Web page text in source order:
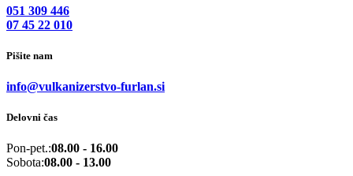
051 309 446
07 45 22 010
Pišite nam
info@vulkanizerstvo-furlan.si
Delovni čas
Pon-pet.:08.00 - 16.00
Sobota:08.00 - 13.00